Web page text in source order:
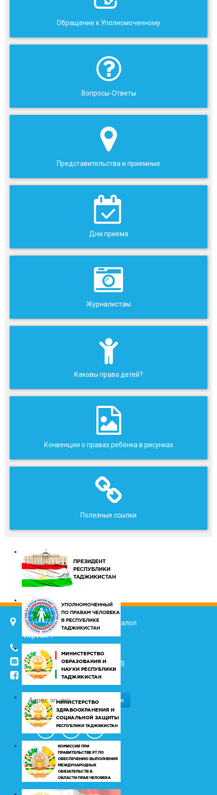
Обращение к Уполномоченному
Вопросы-Ответы
Представительства и приемные
Дни приема
Журналистам
Каковы права детей?
Конвенция о правах ребёнка в рисунках
Полезные ссылки
734025, г. Душанбе, улица Джалол
Икроми 7
(+992 37) 2217352
info@vhk.tj
info@ombudsman.tj
/kudakon